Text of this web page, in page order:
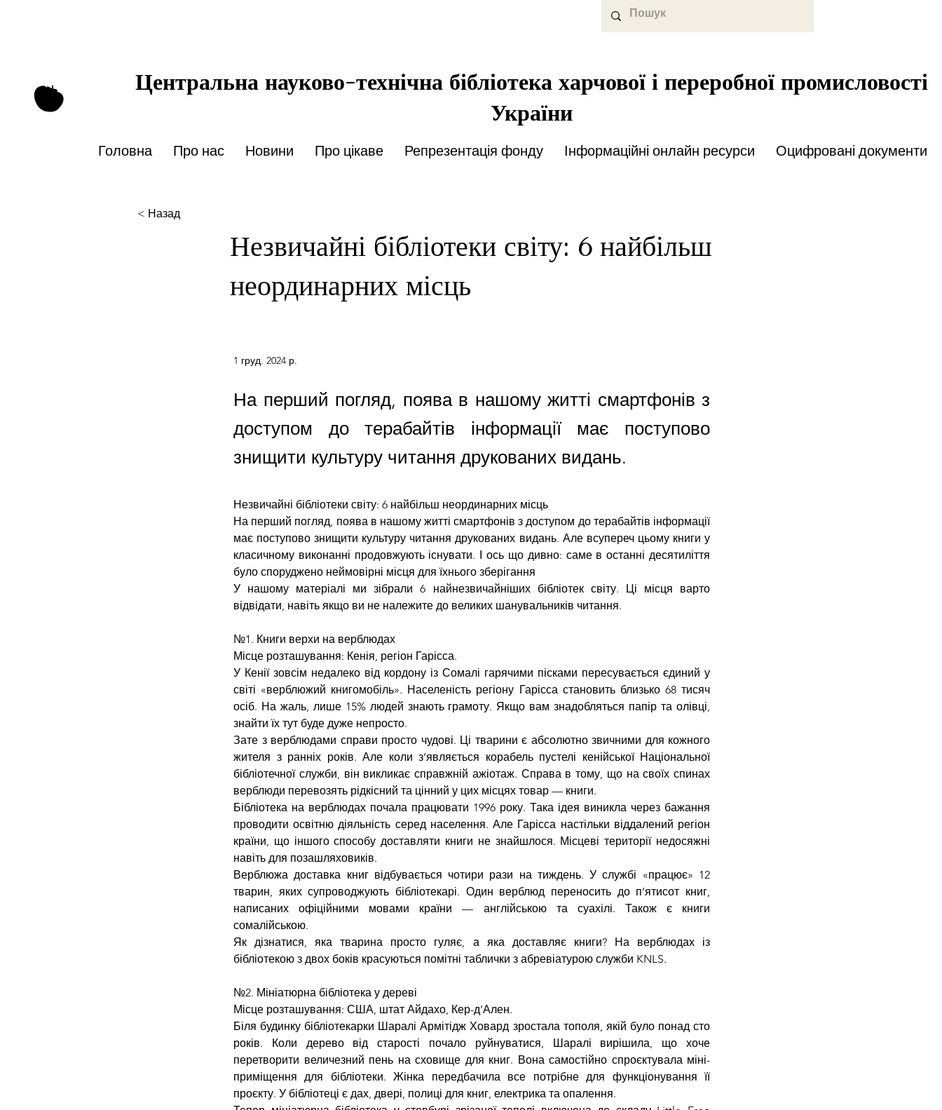
Центральна науково-технічна бібліотека харчової і переробної промисловості
України
Головна Про нас Новини Про цікаве Репрезентація фонду Інформаційні онлайн ресурси Оцифровані документи
< Назад
Незвичайні бібліотеки світу: 6 найбільш
неординарних місць
1 груд. 2024 р.
На перший погляд, поява в нашому житті смартфонів з
доступом до терабайтів інформації має поступово
знищити культуру читання друкованих видань.
Незвичайні бібліотеки світу: 6 найбільш неординарних місць
На перший погляд, поява в нашому житті смартфонів з доступом до терабайтів інформації
має поступово знищити культуру читання друкованих видань. Але всупереч цьому книги у
класичному виконанні продовжують існувати. І ось що дивно: саме в останні десятиліття
було споруджено неймовірні місця для їхнього зберігання
У нашому матеріалі ми зібрали 6 найнезвичайніших бібліотек світу. Ці місця варто
відвідати, навіть якщо ви не належите до великих шанувальників читання.
№1. Книги верхи на верблюдах
Місце розташування: Кенія, регіон Гарісса.
У Кенії зовсім недалеко від кордону із Сомалі гарячими пісками пересувається єдиний у
світі «верблюжий книгомобіль». Населеність регіону Гарісса становить близько 68 тисяч
осіб. На жаль, лише 15% людей знають грамоту. Якщо вам знадобляться папір та олівці,
знайти їх тут буде дуже непросто.
Зате з верблюдами справи просто чудові. Ці тварини є абсолютно звичними для кожного
жителя з ранніх років. Але коли з’являється корабель пустелі кенійської Національної
бібліотечної служби, він викликає справжній ажіотаж. Справа в тому, що на своїх спинах
верблюди перевозять рідкісний та цінний у цих місцях товар — книги.
Бібліотека на верблюдах почала працювати 1996 року. Така ідея виникла через бажання
проводити освітню діяльність серед населення. Але Гарісса настільки віддалений регіон
країни, що іншого способу доставляти книги не знайшлося. Місцеві території недосяжні
навіть для позашляховиків.
Верблюжа доставка книг відбувається чотири рази на тиждень. У службі «працює» 12
тварин, яких супроводжують бібліотекарі. Один верблюд переносить до п’ятисот книг,
написаних офіційними мовами країни — англійською та суахілі. Також є книги
сомалійською.
Як дізнатися, яка тварина просто гуляє, а яка доставляє книги? На верблюдах із
бібліотекою з двох боків красуються помітні таблички з абревіатурою служби KNLS.
№2. Мініатюрна бібліотека у дереві
Місце розташування: США, штат Айдахо, Кер-д’Ален.
Біля будинку бібліотекарки Шаралі Армітідж Ховард зростала тополя, якій було понад сто
років. Коли дерево від старості почало руйнуватися, Шаралі вирішила, що хоче
перетворити величезний пень на сховище для книг. Вона самостійно спроєктувала міні-
приміщення для бібліотеки. Жінка передбачила все потрібне для функціонування її
проєкту. У бібліотеці є дах, двері, полиці для книг, електрика та опалення.